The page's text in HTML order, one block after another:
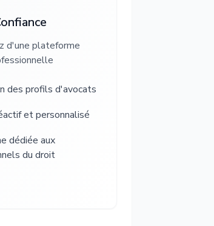
d'une plateforme
des profils d'avocats
et personnalisé
dédiée aux
du droit